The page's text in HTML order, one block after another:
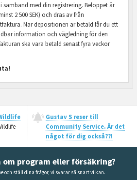
samband med din registrering. Beloppet är
2 500 SEK) och dras av från
När depositionen är betald får du ett
information och vägledning för den
ska vara betald senast fyra veckor
Gustav S reser till
Community Service. Är det
något för dig också??!
om program eller försäkring?
och ställ dina frågor, vi svarar så snart vi kan.